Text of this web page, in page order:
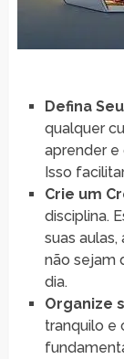
Defina
qualquer
aprender e
Isso
Crie um
disciplina.
suas
não sejam
dia.
Organize
tranquilo e